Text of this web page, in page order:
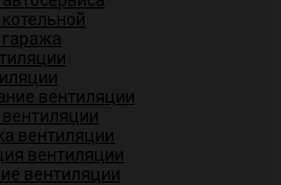
вентиляции
вентиляции
вентиляции
вентиляции